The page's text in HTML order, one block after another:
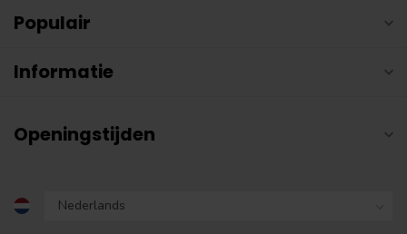
Populair
Informatie
Openingstijden